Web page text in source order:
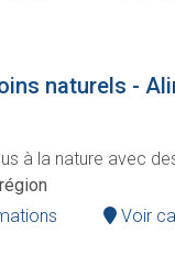
naturels -
à la nature avec
Voir